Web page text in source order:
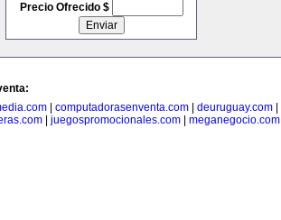
Precio Ofrecido $
computadorasenventa.com deuruguay.com
juegospromocionales.com meganegocio.com